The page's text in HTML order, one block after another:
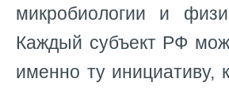
микробиологии и
Каждый субъект РФ
именно ту инициативу,